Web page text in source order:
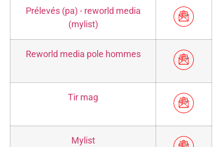
Prélevés (pa) - reworld media
(mylist)
Reworld media pole hommes
Tir mag
Mylist